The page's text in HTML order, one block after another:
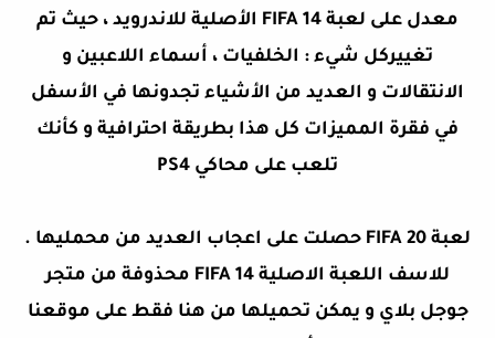
معدل على لعبة FIFA 14 الأصلية للاندرويد ، حيث تم
تغييركل شيء : الخلفيات ، أسماء اللاعبين و
الانتقالات و العديد من الأشياء تجدونها في الأسفل
في فقرة المميزات كل هذا بطريقة احترافية و كأنك
تلعب على محاكي PS4
لعبة FIFA 20 حصلت على اعجاب العديد من محمليها .
للاسف اللعبة الاصلية FIFA 14 محذوفة من متجر
جوجل بلاي و يمكن تحميلها من هنا فقط على موقعنا